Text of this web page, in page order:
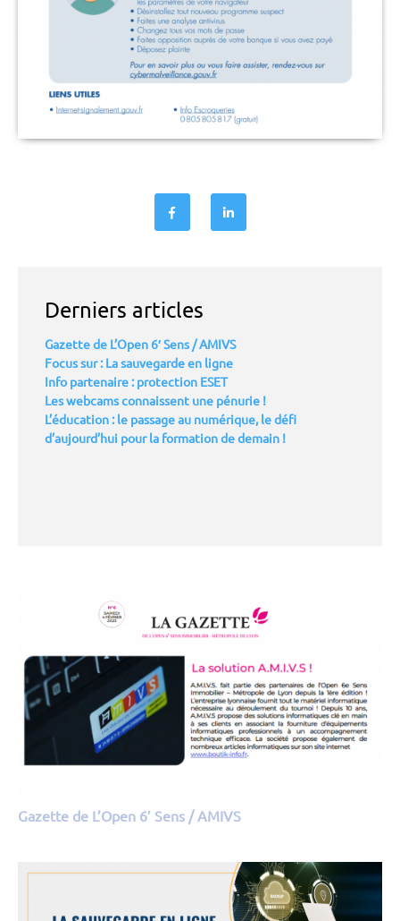
Derniers articles
Gazette de L’Open 6′ Sens / AMIVS
Focus sur : La sauvegarde en ligne
Info partenaire : protection ESET
Les webcams connaissent une pénurie !
L’éducation : le passage au numérique, le défi
d’aujourd’hui pour la formation de demain !
Gazette de L’Open 6′ Sens / AMIVS